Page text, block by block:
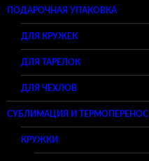
ПОДАРОЧНАЯ УПАКОВКА
ДЛЯ КРУЖЕК
ДЛЯ ТАРЕЛОК
ДЛЯ ЧЕХЛОВ
СУБЛИМАЦИЯ И ТЕРМОПЕРЕНОС
КРУЖКИ